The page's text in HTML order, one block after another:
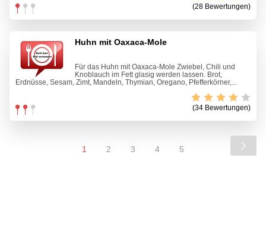
(28 Bewertungen)
Huhn mit Oaxaca-Mole
Für das Huhn mit Oaxaca-Mole Zwiebel, Chili und
Knoblauch im Fett glasig werden lassen. Brot,
Erdnüsse, Sesam, Zimt, Mandeln, Thymian, Oregano, Pfefferkörner,...
(34 Bewertungen)
1 2 3 4 5